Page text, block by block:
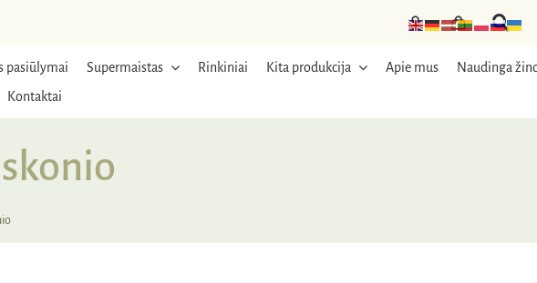
pasiūlymai Supermaistas Rinkiniai Kita produkcija Apie mus
Naudinga
Kontaktai